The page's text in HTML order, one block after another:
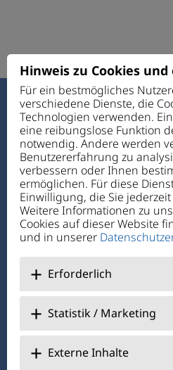
Haus des Guten Hirten
Ettmannsdorfer Str. 131
92421 Schwandorf
Telefon:+49 94 31 72 4-0
Telefax: +49 94 31 7 24-1 11
E-Mail:verwaltung@hdgh.de
Über Uns
Jobs + Karriere
Hinweis zu Cookies
Für ein bestmögliches
verschiedene Dienste, die
Technologien verwenden.
eine reibungslose Funktion
notwendig. Andere werden
Benutzererfahrung zu
verbessern oder Ihnen
ermöglichen. Für diese
Einwilligung, die Sie
Weitere Informationen zu
Cookies auf dieser Website
und in unserer
Erforderlich
Statistik / Marketing
Externe Inhalte